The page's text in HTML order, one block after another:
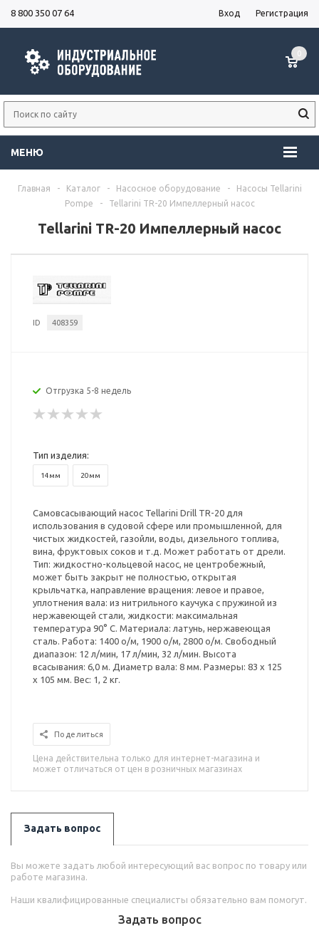
8 800 350 07 64 Вход Регистрация
МЕНЮ
0
Главная - Каталог - Насосное оборудование -
Насосы Tellarini
Pompe
- Tellarini TR-20 Импеллерный насос
Tellarini TR-20 Импеллерный насос
ID 408359
Отгрузка 5-8 недель
Тип изделия:
14мм 20мм
Самовсасывающий насос Tellarini Drill TR-20 для
использования в судовой сфере или промышленной, для
чистых жидкостей, газойли, воды, дизельного топлива,
вина, фруктовых соков и т.д. Может работать от дрели.
Тип: жидкостно-кольцевой насос, не центробежный,
может быть закрыт не полностью, открытая
крыльчатка, направление вращения: левое и правое,
уплотнения вала: из нитрильного каучука с пружиной из
нержавеющей стали, жидкости: максимальная
температура 90° С. Материала: латунь, нержавеющая
сталь. Работа: 1400 о/м, 1900 о/м, 2800 о/м. Свободный
диапазон: 12 л/мин, 17 л/мин, 32 л/мин. Высота
всасывания: 6,0 м. Диаметр вала: 8 мм. Размеры: 83 х 125
х 105 мм. Вес: 1, 2 кг.
Поделиться
Цена действительна только для интернет-магазина и
может отличаться от цен в розничных магазинах
Задать вопрос
Вы можете задать любой интересующий вас вопрос по товару или
работе магазина.
Наши квалифицированные специалисты обязательно вам помогут.
Задать вопрос